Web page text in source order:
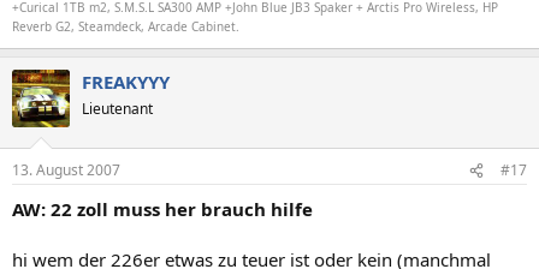
+Curical 1TB m2, S.M.S.L SA300 AMP +John Blue JB3 Spaker + Arctis Pro Wireless, HP
Reverb G2, Steamdeck, Arcade Cabinet.
FREAKYYY
Lieutenant
13. August 2007 #17
AW: 22 zoll muss her brauch hilfe
hi wem der 226er etwas zu teuer ist oder kein (manchmal